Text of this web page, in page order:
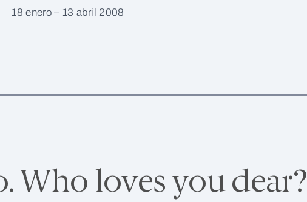
18 enero – 13 abril 2008
Who loves you dear?